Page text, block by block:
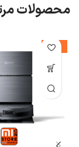
محصولات
-26%